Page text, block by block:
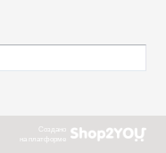
Создано
на платформе